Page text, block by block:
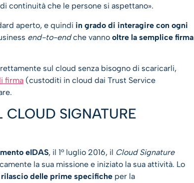
continuità che le persone si aspettano».
aperto, e quindi in grado di interagire con ogni
end-to-endche vanno oltre la semplice firma
sul cloud senza bisogno di scaricarli,
firma (custoditi in cloud dai Trust Service
CLOUD SIGNATURE
eIDAS, il 1° luglio 2016, il Cloud Signature
la sua missione e iniziato la sua attività. Lo
rilascio delle prime specifiche per la